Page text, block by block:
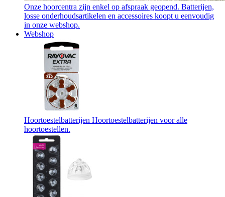
Onze hoorcentra zijn enkel op afspraak geopend. Batterijen,
losse onderhoudsartikelen en accessoires koopt u eenvoudig
in onze webshop.
Webshop
Hoortoestelbatterijen Hoortoestelbatterijen voor alle
hoortoestellen.